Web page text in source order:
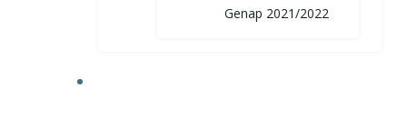
Genap 2021/2022